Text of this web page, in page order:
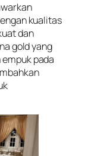
kualitas
dan
gold yang
pada